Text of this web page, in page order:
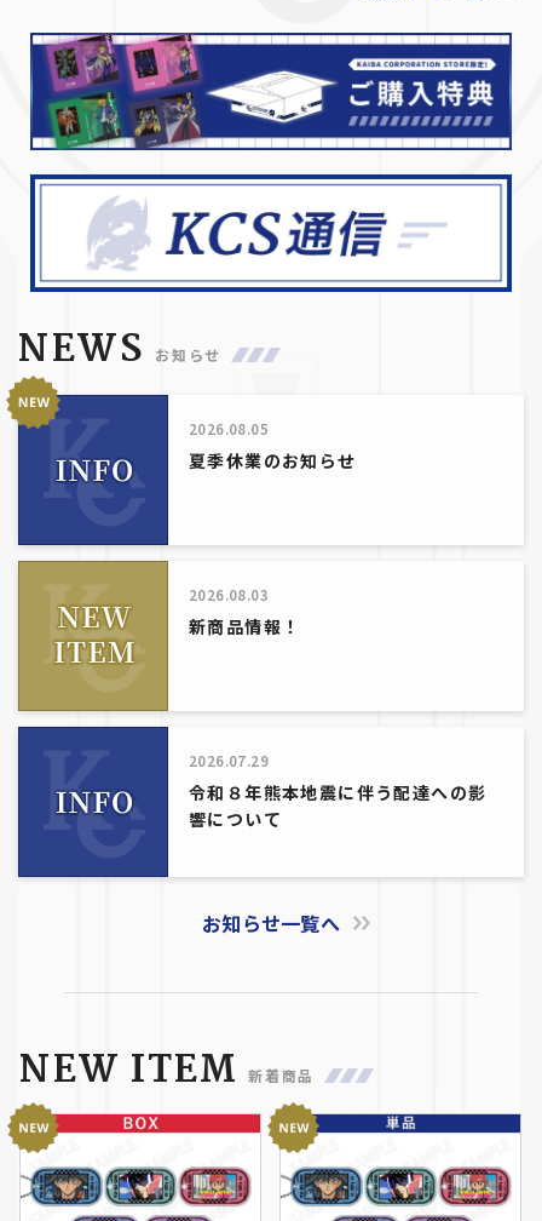
NEWS お知らせ
2026.08.05
夏季休業のお知らせ
2026.08.03
新商品情報！
2026.07.29
令和８年熊本地震に伴う配達への影
響について
お知らせ一覧へ
NEW ITEM 新着商品